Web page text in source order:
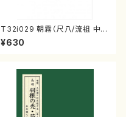
T32i029 朝霧（尺八/流祖 中尾
都山/楽譜）都山流公刊楽譜曲
番：28
¥630